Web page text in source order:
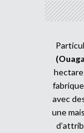
hectare
avec
une